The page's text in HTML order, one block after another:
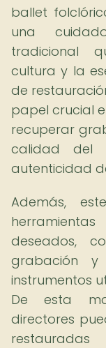
ballet
una
tradicional
cultura y la
de
papel crucial
recuperar
calidad del
autenticidad
Además,
deseados,
grabación
instrumentos
De esta
directores